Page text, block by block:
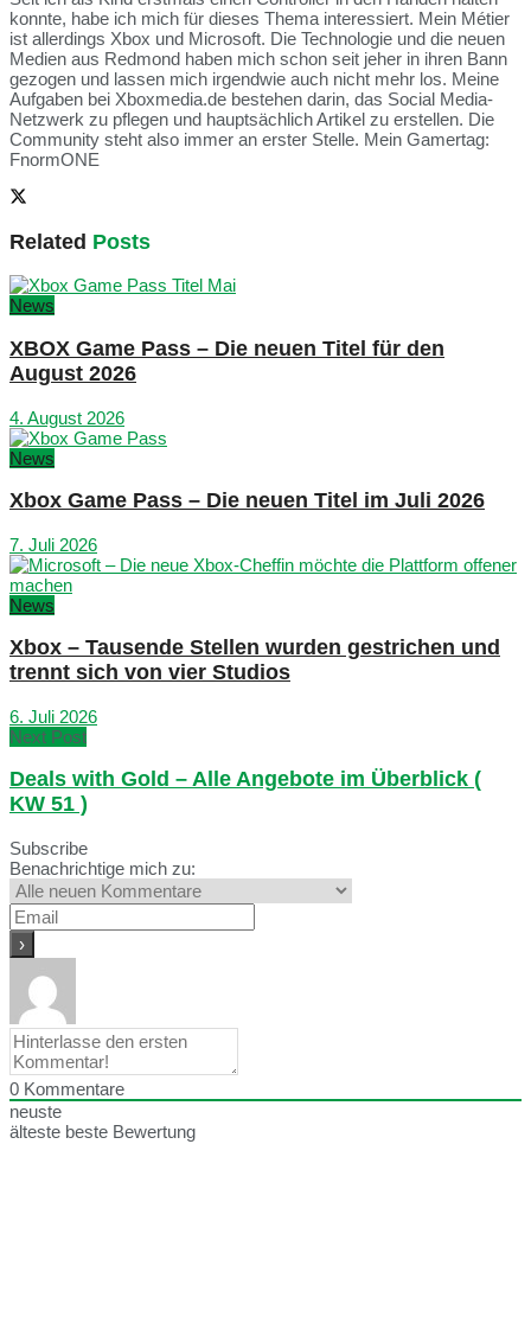
konnte, habe ich mich für dieses Thema interessiert. Mein Métier
ist allerdings Xbox und Microsoft. Die Technologie und die neuen
Medien aus Redmond haben mich schon seit jeher in ihren Bann
gezogen und lassen mich irgendwie auch nicht mehr los. Meine
Aufgaben bei Xboxmedia.de bestehen darin, das Social Media-
Netzwerk zu pflegen und hauptsächlich Artikel zu erstellen. Die
Community steht also immer an erster Stelle. Mein Gamertag:
FnormONE
Related Posts
News
XBOX Game Pass – Die neuen Titel für den
August 2026
4. August 2026
News
Xbox Game Pass – Die neuen Titel im Juli 2026
7. Juli 2026
News
Xbox – Tausende Stellen wurden gestrichen und
trennt sich von vier Studios
6. Juli 2026
Next Post
Deals with Gold – Alle Angebote im Überblick (
KW 51 )
Subscribe
Benachrichtige mich zu:
0 Kommentare
neuste
älteste beste Bewertung